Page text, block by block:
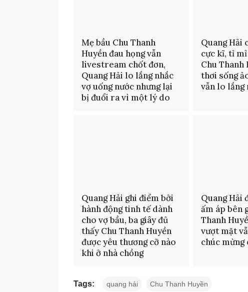
Mẹ bầu Chu Thanh
Huyền đau họng vẫn
livestream chốt đơn,
Quang Hải lo lắng nhắc
vợ uống nước nhưng lại
bị đuổi ra vì một lý do
Quang Hải
cực kĩ, tỉ
Chu Thanh
thơi sống
vẫn lo lắng
Quang Hải ghi điểm bởi
hành động tinh tế dành
cho vợ bầu, ba giây đủ
thấy Chu Thanh Huyền
được yêu thương cỡ nào
khi ở nhà chồng
Quang Hải
ấm áp bên
Thanh
vượt mặt
chúc mừng
Tags: quang hải Chu Thanh Huyền